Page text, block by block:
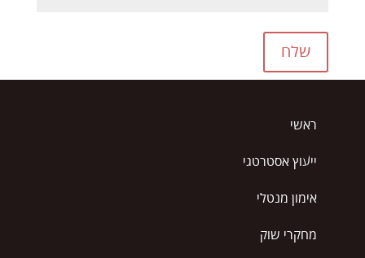
שלח
ראשי
ייעוץ אסטרטגי
אימון מנטלי
מחקרי שוק